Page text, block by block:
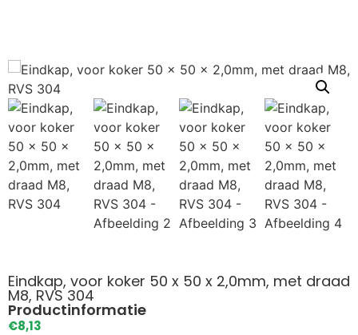
Eindkap, voor koker 50 x 50 x 2,0mm, met draad
M8, RVS 304
Productinformatie
€8,13